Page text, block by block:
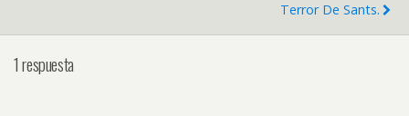
Terror De Sants.
1 respuesta